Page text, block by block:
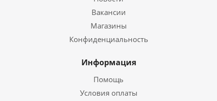
Вакансии
Магазины
Конфиденциальность
Информация
Помощь
Условия оплаты